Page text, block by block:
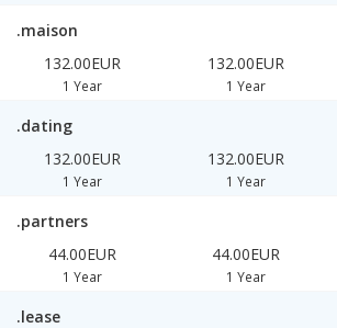
.maison
132.00EUR
1 Year
132.00EUR
1 Year
.dating
132.00EUR
1 Year
132.00EUR
1 Year
.partners
44.00EUR
1 Year
44.00EUR
1 Year
.lease